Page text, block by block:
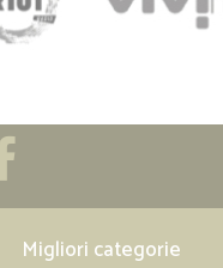
Migliori categorie